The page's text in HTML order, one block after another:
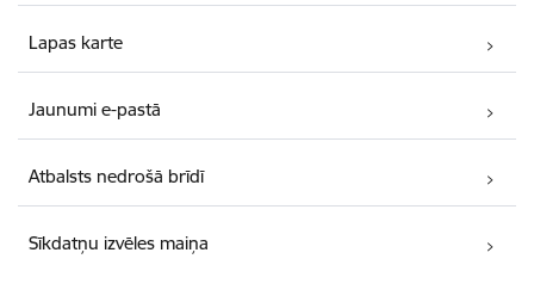
Lapas karte
Jaunumi e-pastā
Atbalsts nedrošā brīdī
Sīkdatņu izvēles maiņa